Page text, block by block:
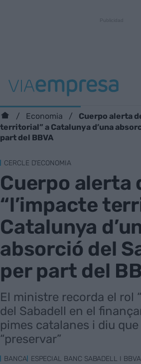
Economia
Cuerpo alerta
territorial” a Catalunya d’una
part del BBVA
CERCLE D'ECONOMIA
Cuerpo alerta
“l’impacte
Catalunya
absorció del
per part del
El ministre recorda el rol
del Sabadell en el
pimes catalanes i diu que
“preservar”
BANCA ESPECIAL BANC SABADELL I BBVA